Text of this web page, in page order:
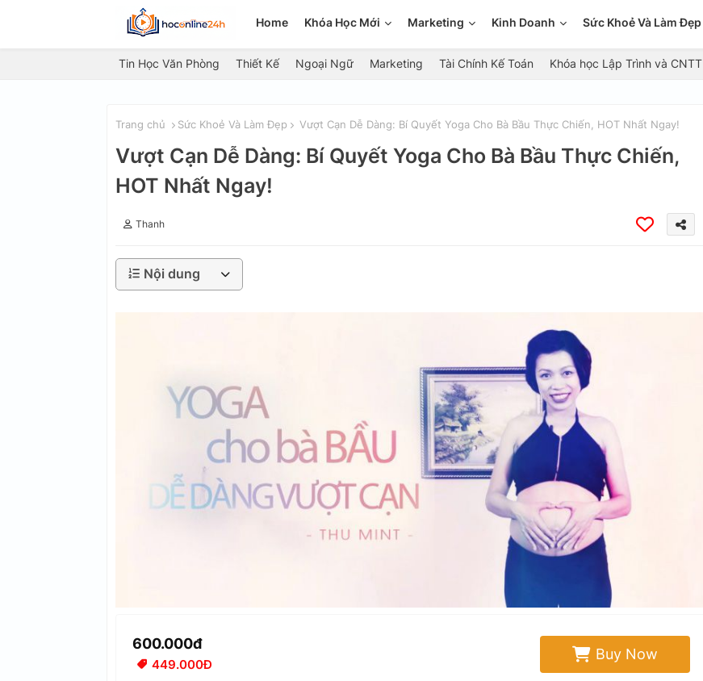
Home Khóa Học Mới Marketing Kinh Doanh Sức Khoẻ Và Làm Đẹp
Tin Học Văn Phòng Thiết Kế Ngoại Ngữ Marketing Tài Chính Kế Toán Khóa học Lập Trình và CNTT
Trang chủ Sức Khoẻ Và Làm Đẹp Vượt Cạn Dễ Dàng: Bí Quyết Yoga Cho Bà Bầu Thực Chiến, HOT Nhất Ngay!
Vượt Cạn Dễ Dàng: Bí Quyết Yoga Cho Bà Bầu Thực Chiến,
HOT Nhất Ngay!
Thanh
Nội dung
600.000đ
449.000Đ
Buy Now